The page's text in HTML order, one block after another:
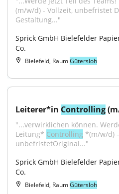
(m/w/d) - Vollzeit, unbefristet
Gestaltung..."
Sprick GmbH Bielefelder
Co.
Bielefeld, RaumGütersloh
Leiterer*in Controlling
"...verwirklichen können.
Leitung* Controlling *(m/w/d)
unbefristetOriginal..."
Sprick GmbH Bielefelder
Co.
Bielefeld, RaumGütersloh